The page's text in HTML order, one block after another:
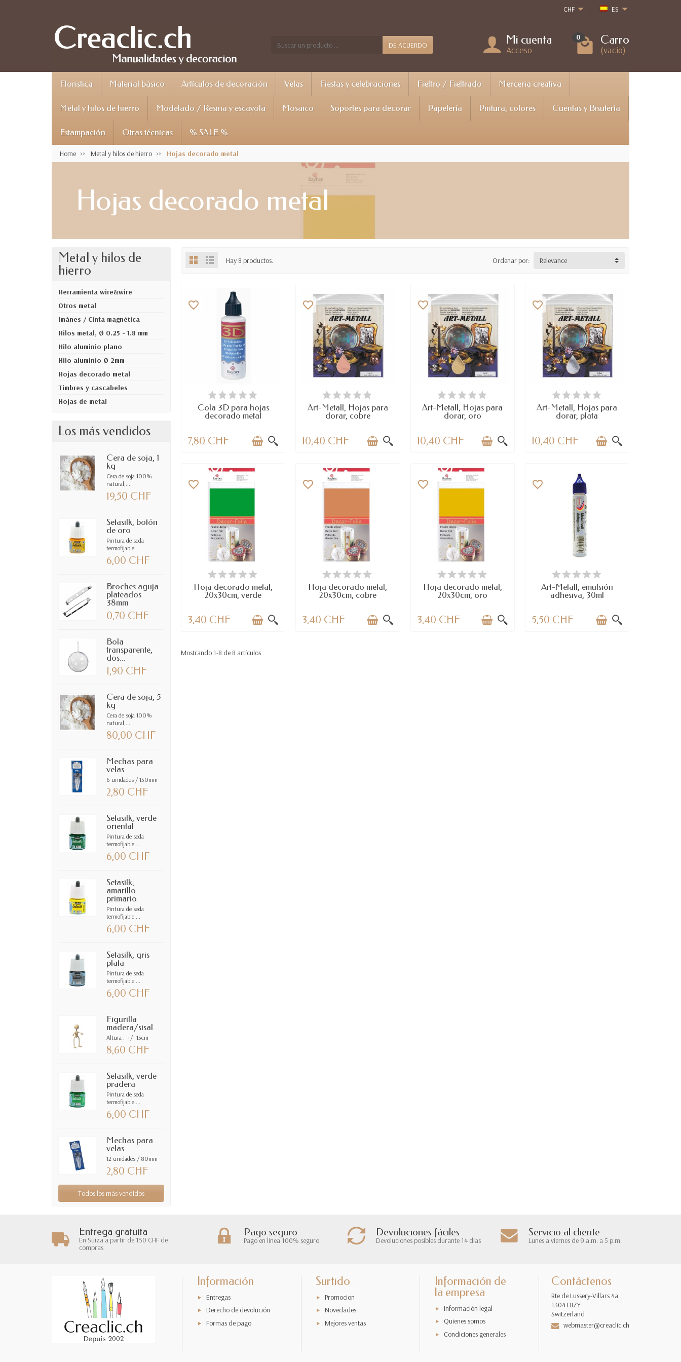
CHF ES
DE ACUERDO Mi cuenta
Acceso
0 Carro
(vacío)
Floristica Material bàsico Artículos de decoración Velas Fiestas y celebraciones Fieltro / Fieltrado Merceria creativa
Metal y hilos de hierro Modelado / Resina y escayola Mosaico Soportes para decorar Papelería Pintura, colores Cuentas y Bisuterìa
Estampación Otras técnicas % SALE %
Home Metal y hilos de hierro Hojas decorado metal
Hojas decorado metal
Metal y hilos de
hierro
Herramienta wire&wire
Otros metal
Imánes / Cinta magnética
Hilos metal, Ø 0.25 - 1.8 mm
Hilo aluminio plano
Hilo aluminio Ø 2mm
Hojas decorado metal
Timbres y cascabeles
Hojas de metal
Los más vendidos
Cera de soja, 1
kg
Cera de soja 100%
natural,...
19,50 CHF
Setasilk, botón
de oro
Pintura de seda
termofijable....
6,00 CHF
Broches aguja
plateados
38mm
0,70 CHF
Bola
transparente,
dos...
1,90 CHF
Cera de soja, 5
kg
Cera de soja 100%
natural,...
80,00 CHF
Mechas para
velas
6 unidades / 150mm
2,80 CHF
Setasilk, verde
oriental
Pintura de seda
termofijable....
6,00 CHF
Setasilk,
amarillo
primario
Pintura de seda
termofijable....
6,00 CHF
Setasilk, gris
plata
Pintura de seda
termofijable....
6,00 CHF
Figurilla
madera/sisal
Altura : +/- 15cm
8,60 CHF
Setasilk, verde
pradera
Pintura de seda
termofijable....
6,00 CHF
Mechas para
velas
12 unidades / 80mm
2,80 CHF
Todos los más vendidos
Hay 8 productos. Ordenar por: Relevance
DISPONIBLE
favorite_border
Cola 3D para hojas
decorado metal
7,80 CHF
DISPONIBLE
favorite_border
Art-Metall, Hojas para
dorar, cobre
10,40 CHF
DISPONIBLE
favorite_border
Art-Metall, Hojas para
dorar, oro
10,40 CHF
DISPONIBLE
favorite_border
Art-Metall, Hojas para
dorar, plata
10,40 CHF
DISPONIBLE
favorite_border
Hoja decorado metal,
20x30cm, verde
3,40 CHF
LAST ITEMS IN STOCK
favorite_border
Hoja decorado metal,
20x30cm, cobre
3,40 CHF
DISPONIBLE
favorite_border
Hoja decorado metal,
20x30cm, oro
3,40 CHF
DISPONIBLE
favorite_border
Art-Metall, emulsión
adhesiva, 30ml
5,50 CHF
Mostrando 1-8 de 8 artículos
Entrega gratuita
En Suiza a partir de 150 CHF de
compras
Pago seguro
Pago en línea 100% seguro
Devoluciones fáciles
Devoluciones posibles durante 14 días
Servicio al cliente
Lunes a viernes de 9 a.m. a 5 p.m.
Información
Entregas
Derecho de devolución
Formas de pago
Surtido
Promocion
Novedades
Mejores ventas
Información de
la empresa
Información legal
Quienes somos
Condiciones generales
Contáctenos
Rte de Lussery-Villars 4a
1304 DIZY
Switzerland
webmaster@creaclic.ch